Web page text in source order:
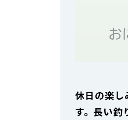
休日の楽し
す。長い釣